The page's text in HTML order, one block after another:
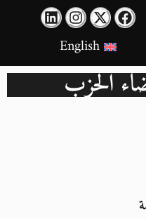
English
الحزب